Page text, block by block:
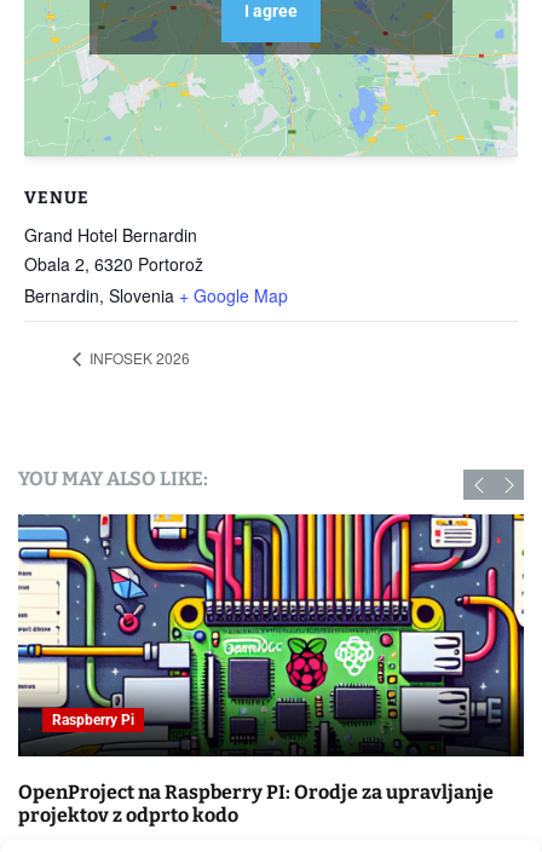
VENUE
Grand Hotel Bernardin
Obala 2, 6320 Portorož
Bernardin, Slovenia + Google Map
I agree
INFOSEK 2026
YOU MAY ALSO LIKE:
Raspberry Pi
OpenProject na Raspberry PI: Orodje za upravljanje
projektov z odprto kodo